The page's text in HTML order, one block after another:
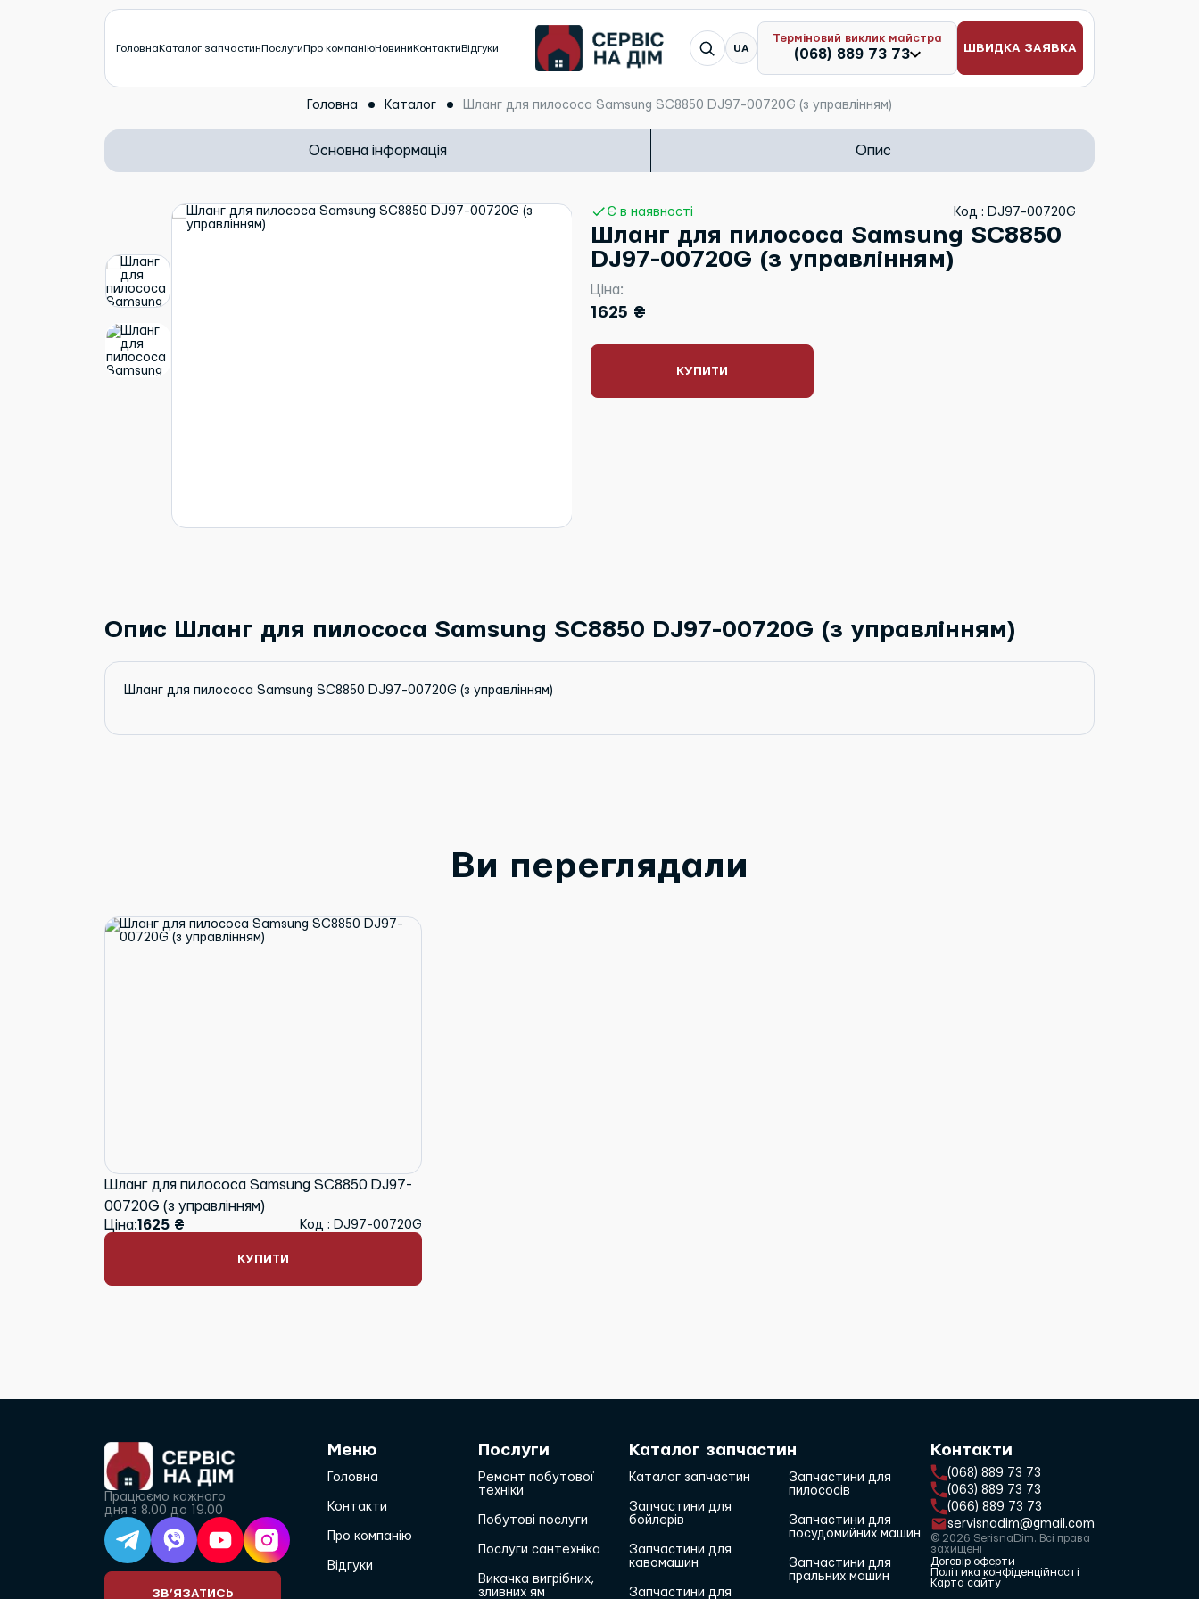
ГоловнаКаталог запчастинПослугиПро компаніюНовиниКонтактиВідгуки Я шукаю...
UA
Терміновий виклик майстра
(068) 889 73 73 ШВИДКА ЗАЯВКА
Головна Каталог Шланг для пилососа Samsung SC8850 DJ97-00720G (з управлінням)
Основна інформація Опис
Є в наявності Код : DJ97-00720G
Шланг для пилососа Samsung SC8850
DJ97-00720G (з управлінням)
Ціна:
1625 ₴
КУПИТИ
Опис Шланг для пилососа Samsung SC8850 DJ97-00720G (з управлінням)
Шланг для пилососа Samsung SC8850 DJ97-00720G (з управлінням)
Ви переглядали
Шланг для пилососа Samsung SC8850 DJ97-
00720G (з управлінням)
Ціна:1625 ₴ Код : DJ97-00720G
КУПИТИ
Працюємо кожного
дня з 8.00 до 19.00
ЗВ’ЯЗАТИСЬ
Меню
Головна
Контакти
Про компанію
Відгуки
Послуги
Ремонт побутової
техніки
Побутові послуги
Послуги сантехніка
Викачка вигрібних,
зливних ям
Каталог запчастин
Каталог запчастин
Запчастини для
бойлерів
Запчастини для
кавомашин
Запчастини для
Запчастини для
пилососів
Запчастини для
посудомийних машин
Запчастини для
пральних машин
Контакти
(068) 889 73 73
(063) 889 73 73
(066) 889 73 73
servisnadim@gmail.com
© 2026 SerisnaDim. Всі права
захищені
Договір оферти
Політика конфіденційності
Карта сайту